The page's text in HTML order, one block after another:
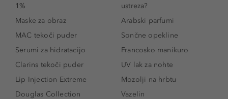
1%
Maske za obraz
MAC tekoči puder
Serumi za hidratacijo
Clarins tekoči puder
Lip Injection Extreme
Douglas Collection
ustreza?
Arabski parfumi
Sončne opekline
Francosko manikuro
UV lak za nohte
Mozolji na hrbtu
Vazelin